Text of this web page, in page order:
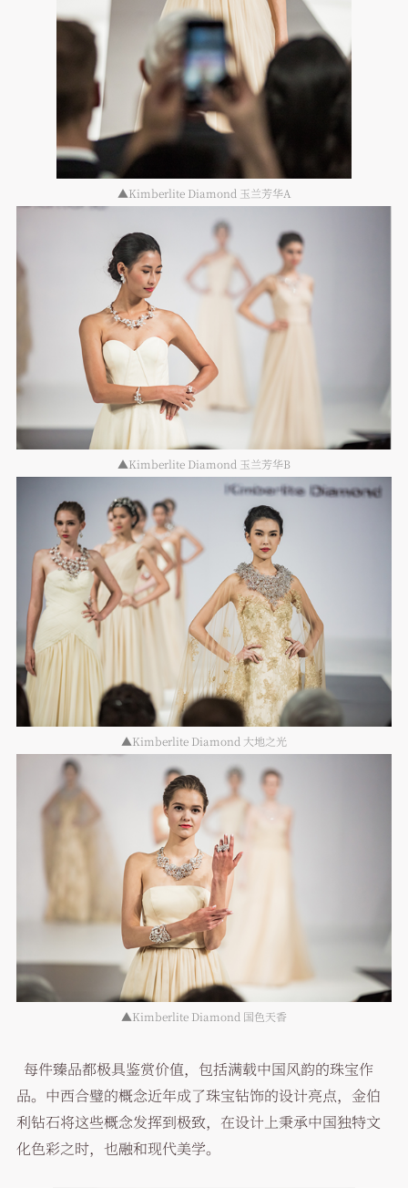
▲Kimberlite Diamond 玉兰芳华A
▲Kimberlite Diamond 玉兰芳华B
▲Kimberlite Diamond 大地之光
▲Kimberlite Diamond 国色天香
每件臻品都极具鉴赏价值，包括满载中国风韵的珠宝作
品。中西合璧的概念近年成了珠宝钻饰的设计亮点，金伯
利钻石将这些概念发挥到极致，在设计上秉承中国独特文
化色彩之时，也融和现代美学。